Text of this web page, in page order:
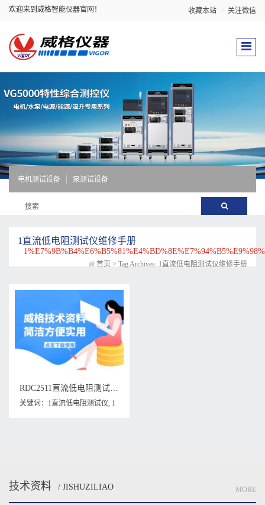
欢迎来到威格智能仪器官网！ 收藏本站 关注微信
电机测试设备 泵测试设备
1直流低电阻测试仪维修手册
首页 > Tag Archives: 1直流低电阻测试仪维修手册
RDC2511直流低电阻测试仪维修手册下载
关键词： 1直流低电阻测试仪, 1
技术资料 / JISHUZILIAO MORE